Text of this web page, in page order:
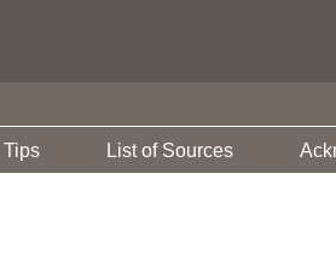
Tips List of Sources